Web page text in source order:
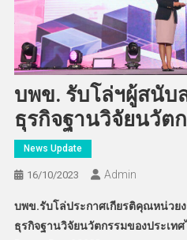
บพข. รับโล่ฯผู้สนับ
ธุรกิจฐานวิจัยนวัต
News Update
16/10/2023 Admin
บพข.รับโล่ประกาศเกียรติคุณหน่วย
ธุรกิจฐานวิจัยนวัตกรรมของประเท